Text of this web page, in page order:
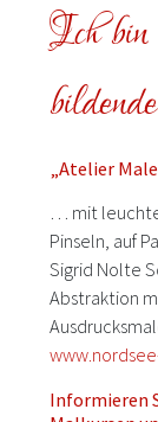
Ich bin
„Atelier
… mit
Pinseln, auf
Sigrid Nolte
Abstraktion
Informieren